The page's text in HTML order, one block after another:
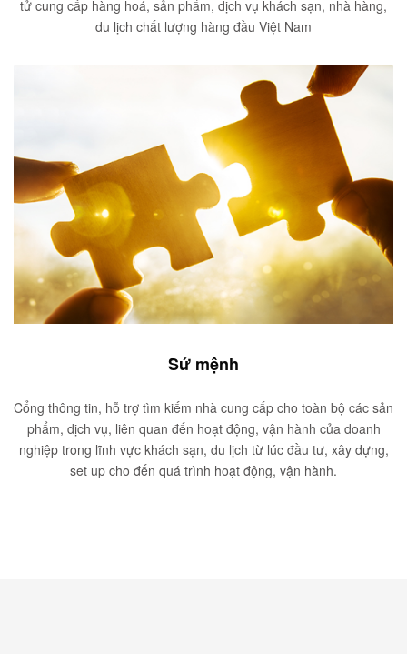
tử cung cấp hàng hoá, sản phẩm, dịch vụ khách sạn, nhà hàng,
du lịch chất lượng hàng đầu Việt Nam
Sứ mệnh
Cổng thông tin, hỗ trợ tìm kiếm nhà cung cấp cho toàn bộ các sản
phẩm, dịch vụ, liên quan đến hoạt động, vận hành của doanh
nghiệp trong lĩnh vực khách sạn, du lịch từ lúc đầu tư, xây dựng,
set up cho đến quá trình hoạt động, vận hành.